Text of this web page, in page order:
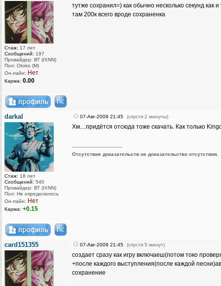
Стаж: 17 лет
Сообщений: 197
Провайдер: ВТ (IXNN)
Пол: Otoko (M)
Он-лайн: Нет
Карма: 0.00
тутже сохранил=) как обычно несколько секунд как и
там 200к всего вроде сохраненка
darkal
Стаж: 18 лет
Сообщений: 540
Провайдер: ВТ (IXNN)
Пол: Не определилось
Он-лайн: Нет
Карма: +0.15
07-Авг-2009 21:45 (спустя 2 минуты)
Хм....придётся отсюда тоже скачать. Как только
Отсутствие доказательств не доказательство отсутствия.
card151355 07-Авг-2009 21:45 (спустя 5 минут)
создает сразу как игру включаеш(потом токо
+после каждого выступления(после каждой
сохранение